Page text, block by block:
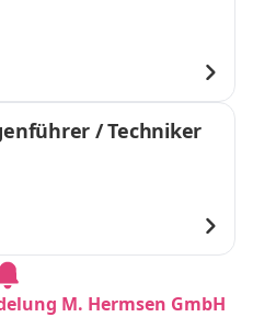
/ Techniker
M. Hermsen GmbH